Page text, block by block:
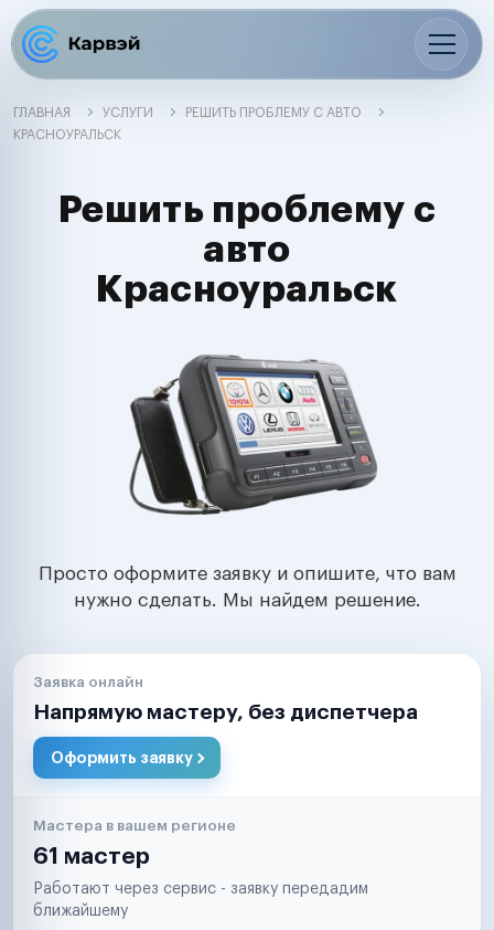
ГЛАВНАЯ УСЛУГИ
РЕШИТЬ ПРОБЛЕМУ С АВТО
КРАСНОУРАЛЬСК
Решить проблему с
авто
Красноуральск
Просто оформите заявку и опишите, что вам
нужно сделать. Мы найдем решение.
Заявка онлайн
Напрямую мастеру, без диспетчера
Оформить заявку
Мастера в вашем регионе
61 мастер
Работают через сервис - заявку передадим
ближайшему